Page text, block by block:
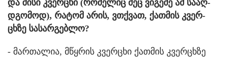
და მისი კვერ­ცხი (რო­მე­ლიც მეც ვი­გე­მე ამ სა­აღ­
დგო­მოდ), რა­ტომ არის, ვთქვათ, ქათ­მის კვერ­
ცხზე სა­სარ­გებ­ლო?
- მარ­თა­ლია, მწყრის კვერ­ცხი ქათ­მის კვერ­ცხზე